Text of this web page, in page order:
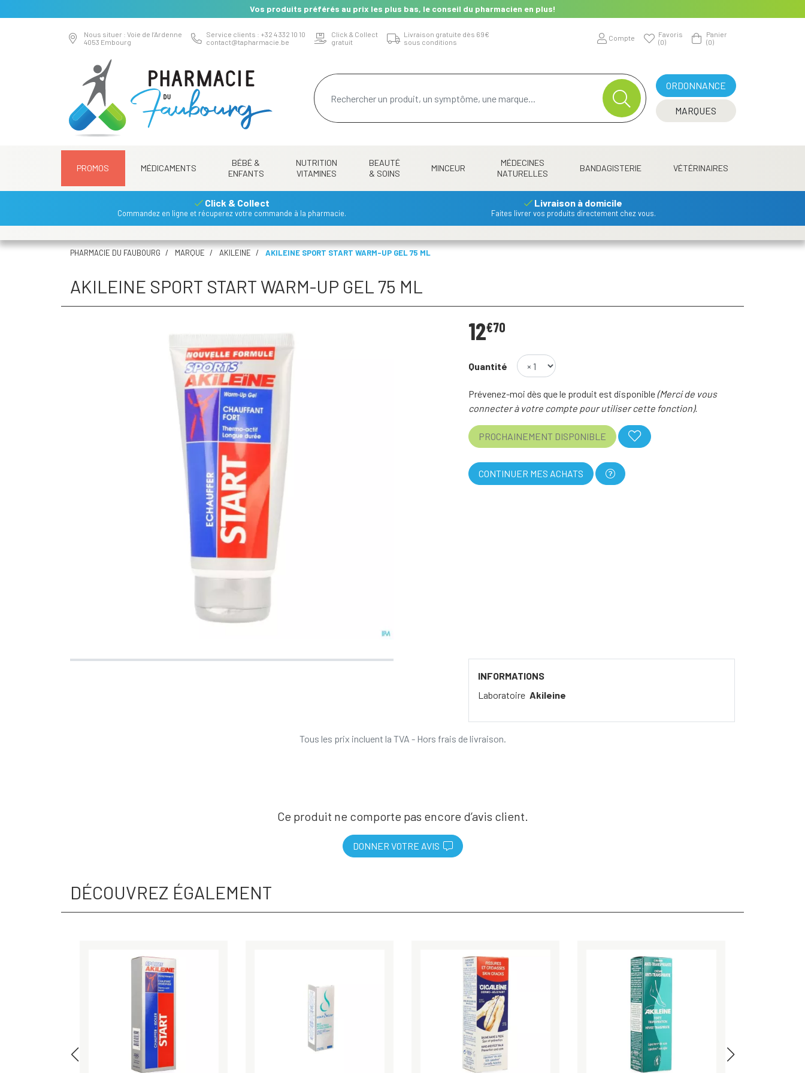
Vos produits préférés au prix les plus bas, le conseil du pharmacien en plus!
Nous situer : Voie de l’Ardenne
4053 Embourg
Service clients : +32 4 332 10 10
contact@tapharmacie.be
Click & Collect
gratuit
Livraison gratuite dès 69€
sous conditions
Compte
Favoris
(0)
Panier
(0)
ORDONNANCE
MARQUES
PROMOS MÉDICAMENTS
BÉBÉ &
ENFANTS
NUTRITION
VITAMINES
BEAUTÉ
& SOINS
MINCEUR
MÉDECINES
NATURELLES
BANDAGISTERIE VÉTÉRINAIRES
Click & Collect
Commandez en ligne et récuperez votre commande à la pharmacie.
Livraison à domicile
Faites livrer vos produits directement chez vous.
PHARMACIE DU FAUBOURG MARQUE AKILEINE AKILEINE SPORT START WARM-UP GEL 75 ML
AKILEINE SPORT START WARM-UP GEL 75 ML
12€70
Quantité
Prévenez-moi dès que le produit est disponible(Merci de vous
connecter à votre compte pour utiliser cette fonction).
PROCHAINEMENT DISPONIBLE
CONTINUER MES ACHATS
INFORMATIONS
Laboratoire Akileine
Tous les prix incluent la TVA - Hors frais de livraison.
Ce produit ne comporte pas encore d’avis client.
DONNER VOTRE AVIS
DÉCOUVREZ ÉGALEMENT